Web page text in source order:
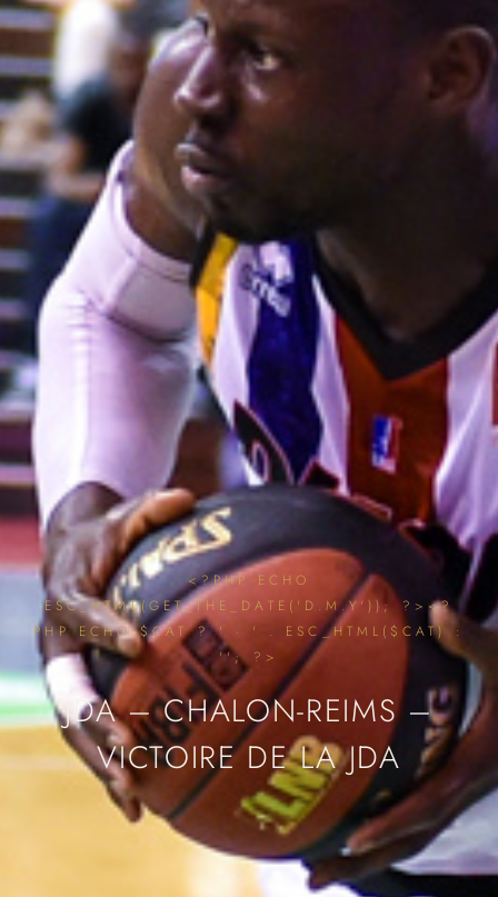
<?PHP ECHO
ESC_HTML(GET_THE_DATE('D.M.Y')); ?><?
PHP ECHO $CAT ? ' · ' . ESC_HTML($CAT) :
''; ?>
JDA – CHALON-REIMS –
VICTOIRE DE LA JDA